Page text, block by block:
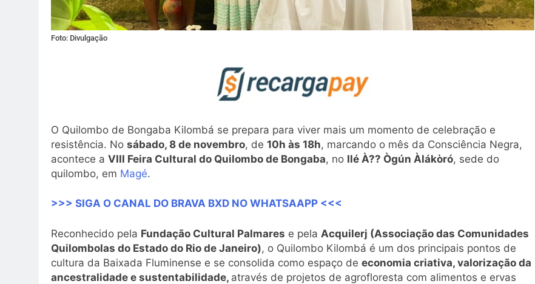
Foto: Divulgação
O Quilombo de Bongaba Kilombá se prepara para viver mais um momento de celebração e
resistência. No sábado, 8 de novembro, de 10h às 18h, marcando o mês da Consciência Negra,
acontece a VIII Feira Cultural do Quilombo de Bongaba, no Ilé À?? Ògún Àlákòró, sede do
quilombo, em Magé.
>>> SIGA O CANAL DO BRAVA BXD NO WHATSAAPP <<<
Reconhecido pela Fundação Cultural Palmares e pela Acquilerj (Associação das Comunidades
Quilombolas do Estado do Rio de Janeiro), o Quilombo Kilombá é um dos principais pontos de
cultura da Baixada Fluminense e se consolida como espaço de economia criativa, valorização da
ancestralidade e sustentabilidade, através de projetos de agrofloresta com alimentos e ervas